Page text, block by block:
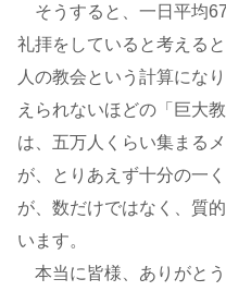
そうすると、一日平均
礼拝をしていると考える
人の教会という計算にな
えられないほどの「巨大
は、五万人くらい集まる
が、とりあえず十分の一
が、数だけではなく、質
います。
本当に皆様、ありがと